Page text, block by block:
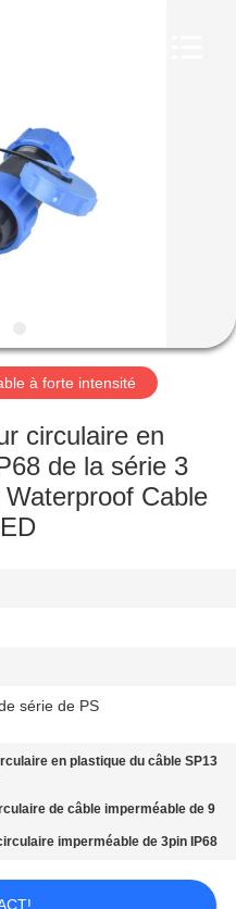
à forte intensité
circulaire en
de la série 3
Cable
série de PS
en plastique du câble SP13
de câble imperméable de 9
imperméable de 3pin IP68